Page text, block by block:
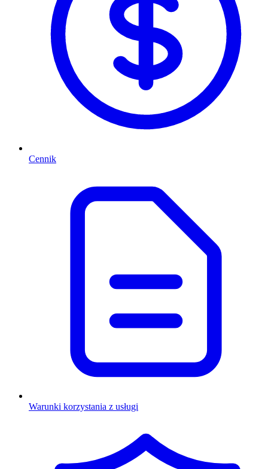
Cennik
Warunki korzystania z usługi